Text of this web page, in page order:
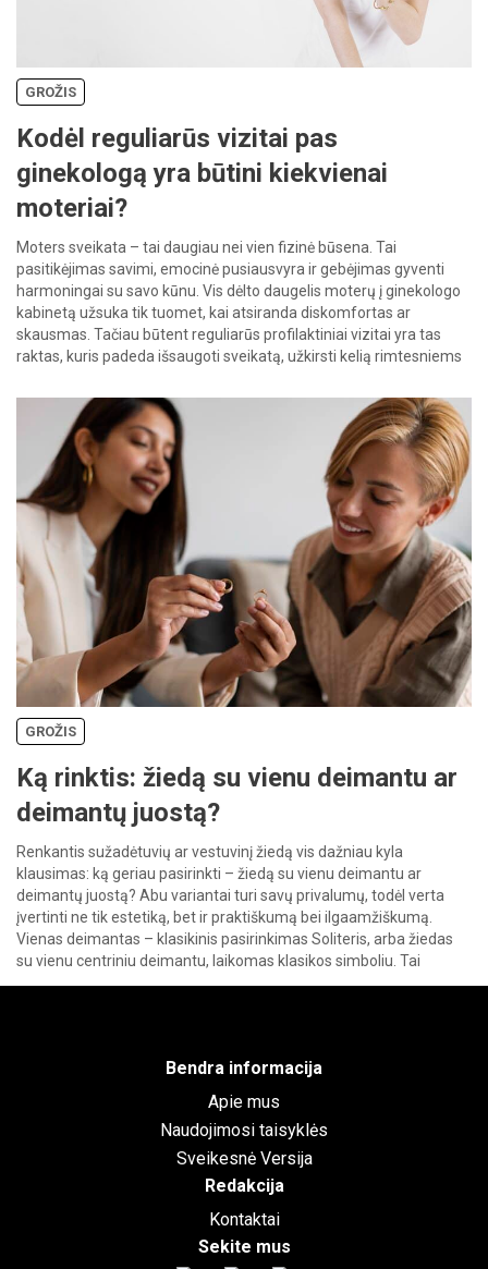
GROŽIS
Kodėl reguliarūs vizitai pas
ginekologą yra būtini kiekvienai
moteriai?
Moters sveikata – tai daugiau nei vien fizinė būsena. Tai
pasitikėjimas savimi, emocinė pusiausvyra ir gebėjimas gyventi
harmoningai su savo kūnu. Vis dėlto daugelis moterų į ginekologo
kabinetą užsuka tik tuomet, kai atsiranda diskomfortas ar
skausmas. Tačiau būtent reguliarūs profilaktiniai vizitai yra tas
raktas, kuris padeda išsaugoti sveikatą, užkirsti kelią rimtesniems
GROŽIS
Ką rinktis: žiedą su vienu deimantu ar
deimantų juostą?
Renkantis sužadėtuvių ar vestuvinį žiedą vis dažniau kyla
klausimas: ką geriau pasirinkti – žiedą su vienu deimantu ar
deimantų juostą? Abu variantai turi savų privalumų, todėl verta
įvertinti ne tik estetiką, bet ir praktiškumą bei ilgaamžiškumą.
Vienas deimantas – klasikinis pasirinkimas Soliteris, arba žiedas
su vienu centriniu deimantu, laikomas klasikos simboliu. Tai
paprastas, bet įspūdingas […]
Bendra informacija
Apie mus
Naudojimosi taisyklės
Sveikesnė Versija
Redakcija
Kontaktai
Sekite mus